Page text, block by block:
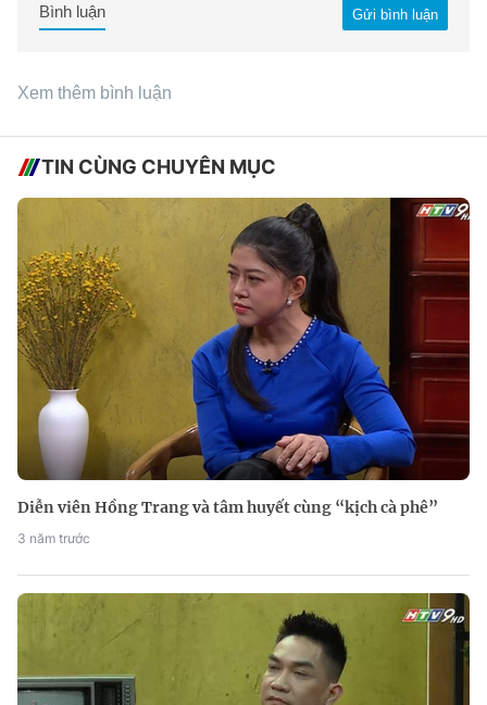
Gửi bình luận
Bình luận
Xem thêm bình luận
TIN CÙNG CHUYÊN MỤC
Diễn viên Hồng Trang và tâm huyết cùng “kịch cà phê”
3 năm trước